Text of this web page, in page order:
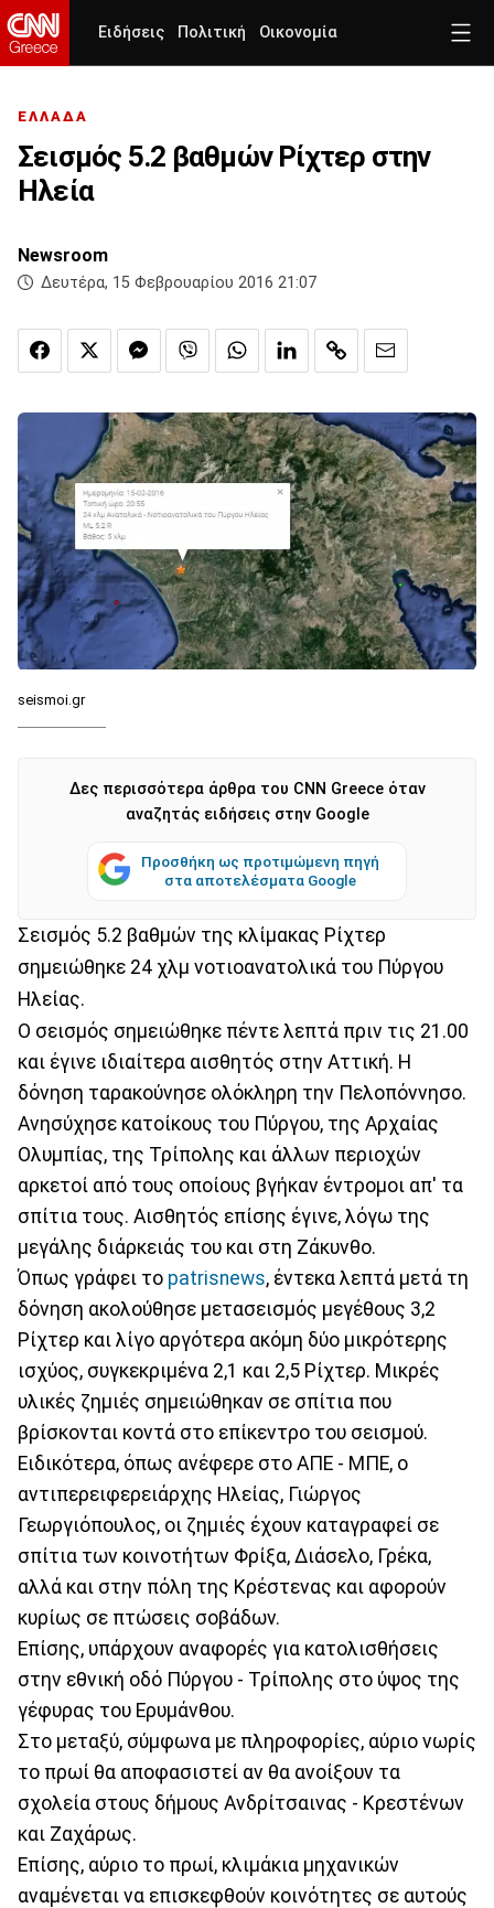
Ειδήσεις Πολιτική Οικονομία
ΕΛΛΑΔΑ
Σεισμός 5.2 βαθμών Ρίχτερ στην
Ηλεία
Newsroom
Δευτέρα, 15 Φεβρουαρίου 2016 21:07
seismoi.gr
Δες περισσότερα άρθρα του CNN Greece όταν
αναζητάς ειδήσεις στην Google
Προσθήκη ως προτιμώμενη πηγή
στα αποτελέσματα Google
Σεισμός 5.2 βαθμών της κλίμακας Ρίχτερ
σημειώθηκε 24 χλμ νοτιοανατολικά του Πύργου
Ηλείας.
Ο σεισμός σημειώθηκε πέντε λεπτά πριν τις 21.00
και έγινε ιδιαίτερα αισθητός στην Αττική. Η
δόνηση ταρακούνησε ολόκληρη την Πελοπόννησο.
Ανησύχησε κατοίκους του Πύργου, της Αρχαίας
Ολυμπίας, της Τρίπολης και άλλων περιοχών
αρκετοί από τους οποίους βγήκαν έντρομοι απ' τα
σπίτια τους. Αισθητός επίσης έγινε, λόγω της
μεγάλης διάρκειάς του και στη Ζάκυνθο.
Όπως γράφει το patrisnews, έντεκα λεπτά μετά τη
δόνηση ακολούθησε μετασεισμός μεγέθους 3,2
Ρίχτερ και λίγο αργότερα ακόμη δύο μικρότερης
ισχύος, συγκεκριμένα 2,1 και 2,5 Ρίχτερ. Μικρές
υλικές ζημιές σημειώθηκαν σε σπίτια που
βρίσκονται κοντά στο επίκεντρο του σεισμού.
Ειδικότερα, όπως ανέφερε στο ΑΠΕ - ΜΠΕ, ο
αντιπερειφερειάρχης Ηλείας, Γιώργος
Γεωργιόπουλος, οι ζημιές έχουν καταγραφεί σε
σπίτια των κοινοτήτων Φρίξα, Διάσελο, Γρέκα,
αλλά και στην πόλη της Κρέστενας και αφορούν
κυρίως σε πτώσεις σοβάδων.
Επίσης, υπάρχουν αναφορές για κατολισθήσεις
στην εθνική οδό Πύργου - Τρίπολης στο ύψος της
γέφυρας του Ερυμάνθου.
Στο μεταξύ, σύμφωνα με πληροφορίες, αύριο νωρίς
το πρωί θα αποφασιστεί αν θα ανοίξουν τα
σχολεία στους δήμους Ανδρίτσαινας - Κρεστένων
και Ζαχάρως.
Επίσης, αύριο το πρωί, κλιμάκια μηχανικών
αναμένεται να επισκεφθούν κοινότητες σε αυτούς